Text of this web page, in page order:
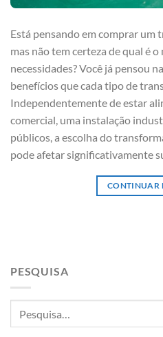
Está pensando em comprar um
mas não tem certeza de qual é
necessidades? Você já pensou
benefícios que cada tipo de
Independentemente de estar
comercial, uma instalação
públicos, a escolha do
pode afetar significativamente
CONTINUAR
PESQUISA